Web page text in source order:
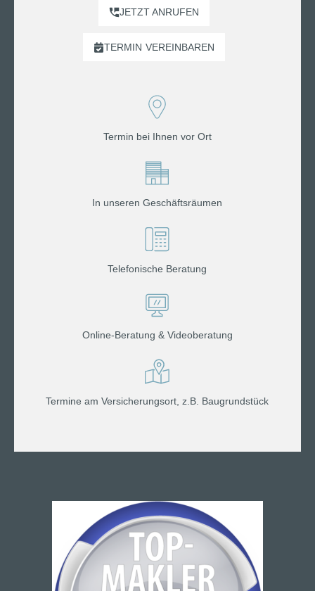
JETZT ANRUFEN
TERMIN VEREINBAREN
Termin bei Ihnen vor Ort
In unseren Geschäftsräumen
Telefonische Beratung
Online-Beratung & Videoberatung
Termine am Versicherungsort, z.B. Baugrundstück